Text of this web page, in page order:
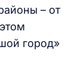
– от
город»